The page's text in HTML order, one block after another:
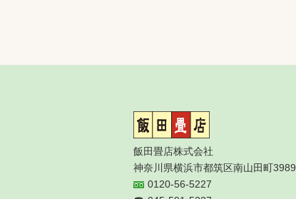
飯田畳店株式会社
神奈川県横浜市都筑区南山田町3989
0120-56-5227